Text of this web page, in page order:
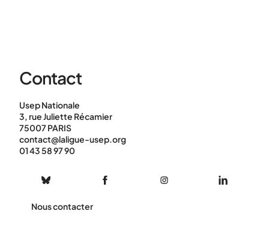
Contact
Usep Nationale
3, rue Juliette Récamier
75007 PARIS
contact@laligue-usep.org
01 43 58 97 90
Nous contacter